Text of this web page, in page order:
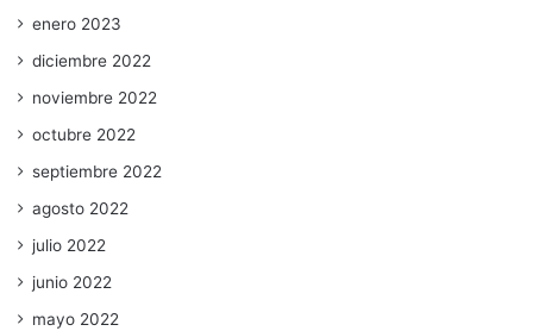
enero 2023
diciembre 2022
noviembre 2022
octubre 2022
septiembre 2022
agosto 2022
julio 2022
junio 2022
mayo 2022